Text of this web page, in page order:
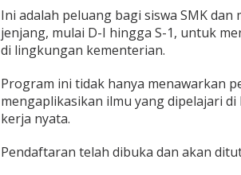
K
e
e
s
e
g
Ini adalah peluang bagi siswa SMK
jenjang, mulai D-I hingga S-1, untuk
di lingkungan kementerian.
Program ini tidak hanya menawarkan
mengaplikasikan ilmu yang dipelajari
kerja nyata.
Pendaftaran telah dibuka dan akan